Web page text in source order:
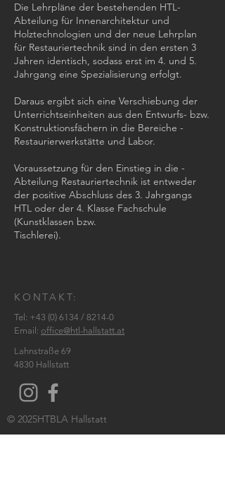
Die Lehrpläne der bestehenden HTL-
Abteilung für Innen­architektur und
Holztechnologien und der neue Lehrplan
für Restauriertechnik sind in den ersten 3
Jahren identisch, sodass erst im 4. und 5.
Jahrgang eine Spezialisierung erfolgt.
Daraus ergibt sich eine Verschiebung der
Unterrichtseinheiten aus den Entwurfs- bzw.
Konstruktionsfächern in die Bereiche ­
Restaurierwerkstätte und Labor.
Voraussetzung für den Einstieg in die ­
Abteilung Restauriertechnik ist entweder
der positive Abschluss des 3. Jahrgangs
HTL oder der 4. Klasse Fachschule
(Kunstklassen bzw.
Tischlerei).
KONTAKT:
Tel: +43 (0) 6134 / 8214-0
Email: office@htl-hallstatt.at
Lahnstraße 69
4830 Hallstatt
© 2025HTBLA Hallstatt